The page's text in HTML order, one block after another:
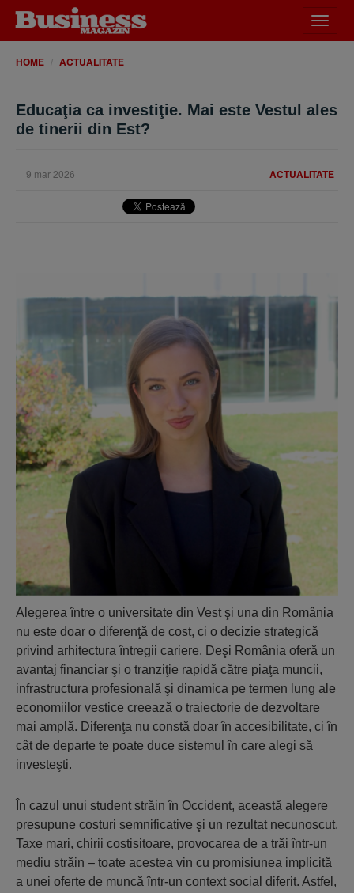
meniu
HOME ACTUALITATE
Educaţia ca investiţie. Mai este Vestul ales
de tinerii din Est?
ACTUALITATE
9 mar 2026
Alegerea între o universitate din Vest şi una din România
nu este doar o diferenţă de cost, ci o decizie strategică
privind arhitectura întregii cariere. Deşi România oferă un
avantaj financiar şi o tranziţie rapidă către piaţa muncii,
infrastructura profesională şi dinamica pe termen lung ale
economiilor vestice creează o traiectorie de dezvoltare
mai amplă. Diferenţa nu constă doar în accesibilitate, ci în
cât de departe te poate duce sistemul în care alegi să
investeşti.
În cazul unui student străin în Occident, această alegere
presupune costuri semnificative şi un rezultat necunoscut.
Taxe mari, chirii costisitoare, provocarea de a trăi într-un
mediu străin – toate acestea vin cu promisiunea implicită
a unei oferte de muncă într-un context social diferit. Astfel,